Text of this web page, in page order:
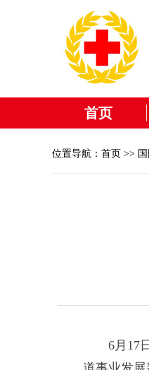
首页
位置导航： 首页 >>
6月17